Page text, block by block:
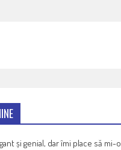
și genial, dar îmi place să mi-o